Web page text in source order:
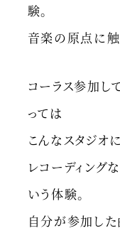
験。
音楽の原点に触
コーラス参加し
っては
こんなスタジオ
レコーディング
いう体験。
自分が参加し